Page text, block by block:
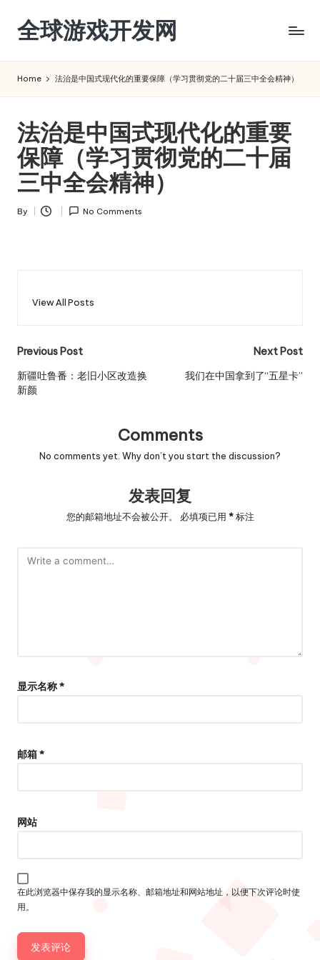
Skip
content
全球游戏开发网
Home 法治是中国式现代化的重要保障（学习贯彻党的二十届三中全会精神）
法治是中国式现代化的重要
保障（学习贯彻党的二十届
三中全会精神）
Posted
By No Comments
View All Posts
Post
navigation
Previous Post
新疆吐鲁番：老旧小区改造换
新颜
Next Post
我们在中国拿到了“五星卡”
Comments
No comments yet. Why don’t you start the discussion?
发表回复
您的邮箱地址不会被公开。 必填项已用 *标注
显示名称*
邮箱*
网站
在此浏览器中保存我的显示名称、邮箱地址和网站地址，以便下次评论时使
用。